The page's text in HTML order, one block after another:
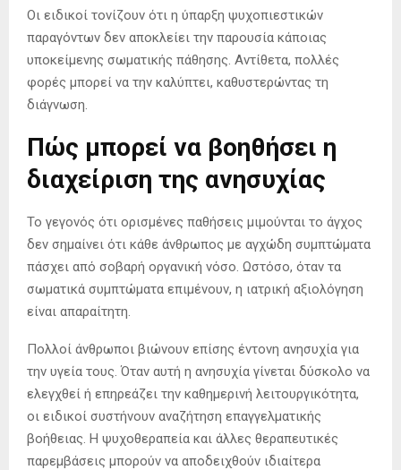
Οι ειδικοί τονίζουν ότι η ύπαρξη ψυχοπιεστικών
παραγόντων δεν αποκλείει την παρουσία κάποιας
υποκείμενης σωματικής πάθησης. Αντίθετα, πολλές
φορές μπορεί να την καλύπτει, καθυστερώντας τη
διάγνωση.
Πώς μπορεί να βοηθήσει η
διαχείριση της ανησυχίας
Το γεγονός ότι ορισμένες παθήσεις μιμούνται το άγχος
δεν σημαίνει ότι κάθε άνθρωπος με αγχώδη συμπτώματα
πάσχει από σοβαρή οργανική νόσο. Ωστόσο, όταν τα
σωματικά συμπτώματα επιμένουν, η ιατρική αξιολόγηση
είναι απαραίτητη.
Πολλοί άνθρωποι βιώνουν επίσης έντονη ανησυχία για
την υγεία τους. Όταν αυτή η ανησυχία γίνεται δύσκολο να
ελεγχθεί ή επηρεάζει την καθημερινή λειτουργικότητα,
οι ειδικοί συστήνουν αναζήτηση επαγγελματικής
βοήθειας. Η ψυχοθεραπεία και άλλες θεραπευτικές
παρεμβάσεις μπορούν να αποδειχθούν ιδιαίτερα